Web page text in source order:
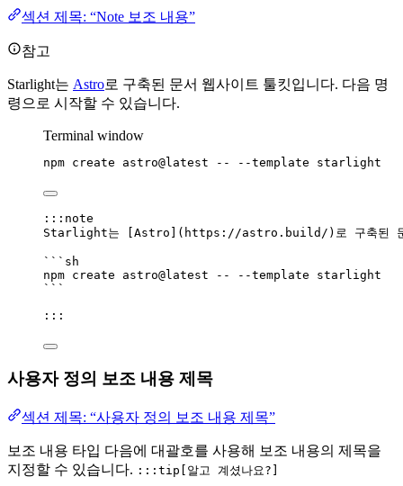
섹션 제목: “Note 보조 내용”
참고
Starlight는 Astro로 구축된 문서 웹사이트 툴킷입니다. 다음 명
령으로 시작할 수 있습니다.
Terminal window
npm create astro@latest -- --template starlight
:::note
Starlight는 [ Astro ( https://astro.build/ ) 로 구축된
```sh
npm create astro@latest -- --template
starlight
```
:::
사용자 정의 보조 내용 제목
섹션 제목: “사용자 정의 보조 내용 제목”
보조 내용 타입 다음에 대괄호를 사용해 보조 내용의 제목을
지정할 수 있습니다. :::tip[알고 계셨나요?]